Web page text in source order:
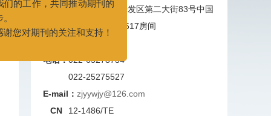
地址：天津经济技术开发区第二大街83号中国
石油天津大厦A517房间
电话：022-65278734
022-25275527
E-mail： zjyywjy@126.com
CN
12-1486/TE